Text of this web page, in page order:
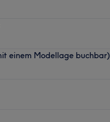
einem Modellage buchbar)